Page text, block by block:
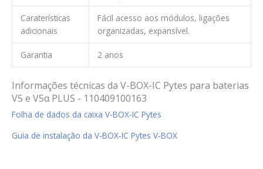
Caraterísticas
adicionais
Fácil acesso aos módulos, ligações
organizadas, expansível.
Garantia 2 anos
Informações técnicas da V-BOX-IC Pytes para baterias
V5 e V5α PLUS - 110409100163
Folha de dados da caixa V-BOX-IC Pytes
Guia de instalação da V-BOX-IC Pytes V-BOX